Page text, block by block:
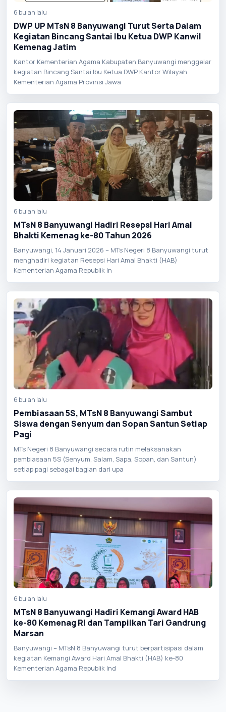
6 bulan lalu
DWP UP MTsN 8 Banyuwangi Turut Serta Dalam
Kegiatan Bincang Santai Ibu Ketua DWP Kanwil
Kemenag Jatim
Kantor Kementerian Agama Kabupaten Banyuwangi menggelar
kegiatan Bincang Santai Ibu Ketua DWP Kantor Wilayah
Kementerian Agama Provinsi Jawa
6 bulan lalu
MTsN 8 Banyuwangi Hadiri Resepsi Hari Amal
Bhakti Kemenag ke-80 Tahun 2026
Banyuwangi, 14 Januari 2026 – MTs Negeri 8 Banyuwangi turut
menghadiri kegiatan Resepsi Hari Amal Bhakti (HAB)
Kementerian Agama Republik In
6 bulan lalu
Pembiasaan 5S, MTsN 8 Banyuwangi Sambut
Siswa dengan Senyum dan Sopan Santun Setiap
Pagi
MTs Negeri 8 Banyuwangi secara rutin melaksanakan
pembiasaan 5S (Senyum, Salam, Sapa, Sopan, dan Santun)
setiap pagi sebagai bagian dari upa
6 bulan lalu
MTsN 8 Banyuwangi Hadiri Kemangi Award HAB
ke-80 Kemenag RI dan Tampilkan Tari Gandrung
Marsan
Banyuwangi – MTsN 8 Banyuwangi turut berpartisipasi dalam
kegiatan Kemangi Award Hari Amal Bhakti (HAB) ke-80
Kementerian Agama Republik Ind